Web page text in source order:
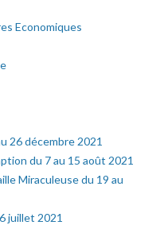
Economiques
26 décembre 2021
du 7 au 15 août 2021
Miraculeuse du 19 au
juillet 2021